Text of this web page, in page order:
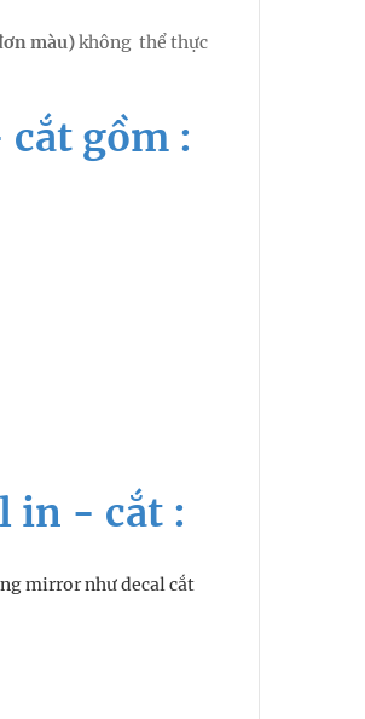
màu)không thể thực
gồm :
in - cắt :
mirror như decal cắt